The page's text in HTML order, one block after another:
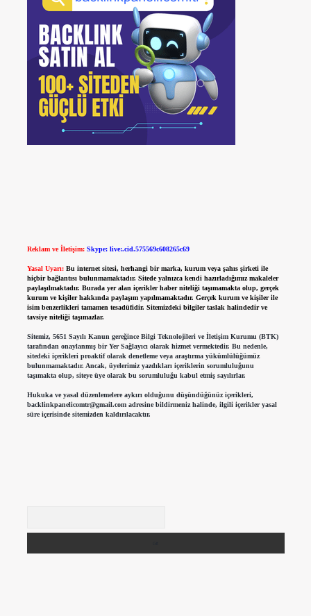
Reklam ve İletişim: Skype: live:.cid.575569c608265c69
Yasal Uyarı: Bu internet sitesi, herhangi bir marka, kurum veya şahıs şirketi ile
hiçbir bağlantısı bulunmamaktadır. Sitede yalnızca kendi hazırladığımız makaleler
paylaşılmaktadır. Burada yer alan içerikler haber niteliği taşımamakta olup, gerçek
kurum ve kişiler hakkında paylaşım yapılmamaktadır. Gerçek kurum ve kişiler ile
isim benzerlikleri tamamen tesadüfidir. Sitemizdeki bilgiler taslak halindedir ve
tavsiye niteliği taşımazlar.
Sitemiz, 5651 Sayılı Kanun gereğince Bilgi Teknolojileri ve İletişim Kurumu (BTK)
tarafından onaylanmış bir Yer Sağlayıcı olarak hizmet vermektedir. Bu nedenle,
sitedeki içerikleri proaktif olarak denetleme veya araştırma yükümlülüğümüz
bulunmamaktadır. Ancak, üyelerimiz yazdıkları içeriklerin sorumluluğunu
taşımakta olup, siteye üye olarak bu sorumluluğu kabul etmiş sayılırlar.
Hukuka ve yasal düzenlemelere aykırı olduğunu düşündüğünüz içerikleri,
backlinkpanelicomtr@gmail.comadresine bildirmeniz halinde, ilgili içerikler yasal
süre içerisinde sitemizden kaldırılacaktır.